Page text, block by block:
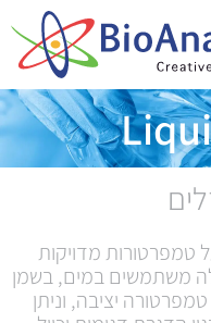
טמפרטורות מדויקות
משתמשים במים, בשמן
יציבה, וניתן